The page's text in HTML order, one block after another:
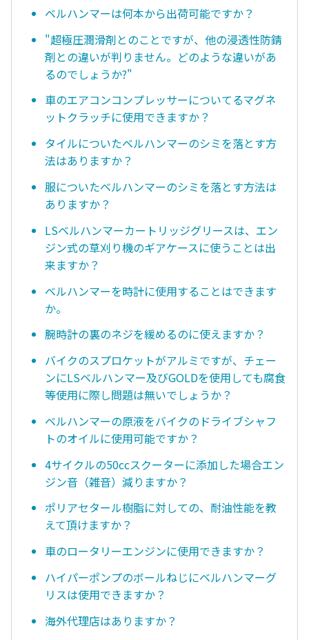
ベルハンマーは何本から出荷可能ですか？
"超極圧潤滑剤とのことですが、他の浸透性防錆
剤との違いが判りません。どのような違いがあ
るのでしょうか?"
車のエアコンコンプレッサーについてるマグネ
ットクラッチに使用できますか？
タイルについたベルハンマーのシミを落とす方
法はありますか？
服についたベルハンマーのシミを落とす方法は
ありますか？
LSベルハンマーカートリッジグリースは、エン
ジン式の草刈り機のギアケースに使うことは出
来ますか？
ベルハンマーを時計に使用することはできます
か。
腕時計の裏のネジを緩めるのに使えますか？
バイクのスプロケットがアルミですが、チェー
ンにLSベルハンマー及びGOLDを使用しても腐食
等使用に際し問題は無いでしょうか？
ベルハンマーの原液をバイクのドライブシャフ
トのオイルに使用可能ですか？
4サイクルの50ccスクーターに添加した場合エン
ジン音（雑音）減りますか？
ポリアセタール樹脂に対しての、耐油性能を教
えて頂けますか？
車のロータリーエンジンに使用できますか？
ハイパーポンプのボールねじにベルハンマーグ
リスは使用できますか？
海外代理店はありますか？